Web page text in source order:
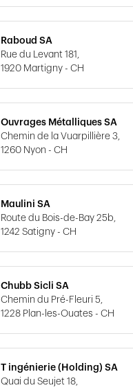
Raboud SA
Rue du Levant 181,
1920 Martigny - CH
Ouvrages Métalliques SA
Chemin de la Vuarpillière 3,
1260 Nyon - CH
Maulini SA
Route du Bois-de-Bay 25b,
1242 Satigny - CH
Chubb Sicli SA
Chemin du Pré-Fleuri 5,
1228 Plan-les-Ouates - CH
T ingénierie (Holding) SA
Quai du Seujet 18,